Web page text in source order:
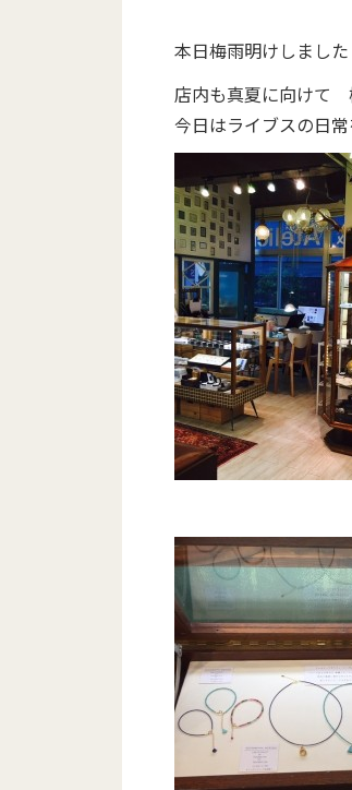
本日梅雨明けしました
店内も真夏に向けて
今日はライブスの日